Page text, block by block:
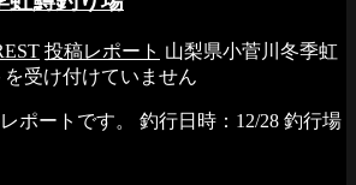
投稿レポート 山梨県小菅川冬季虹
を受け付けていません
ポートです。 釣行日時：12/28 釣行場